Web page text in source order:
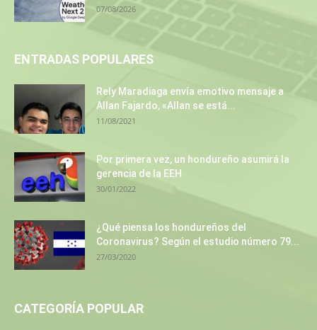
07/08/2026
ENTRADAS POPULARES
Rely Maradiaga envía emotivo mensaje a
Allan Fajardo, «Allan se está...
11/08/2021
Por primera vez, un hondureño asumirá la
gerencia de la EEH
30/01/2022
¿Qué piensa los hondureños del
Coronavirus? Según el estudio número 79...
27/03/2020
CATEGORÍA POPULAR